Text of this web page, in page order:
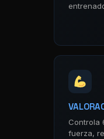
Controla
fuerza,